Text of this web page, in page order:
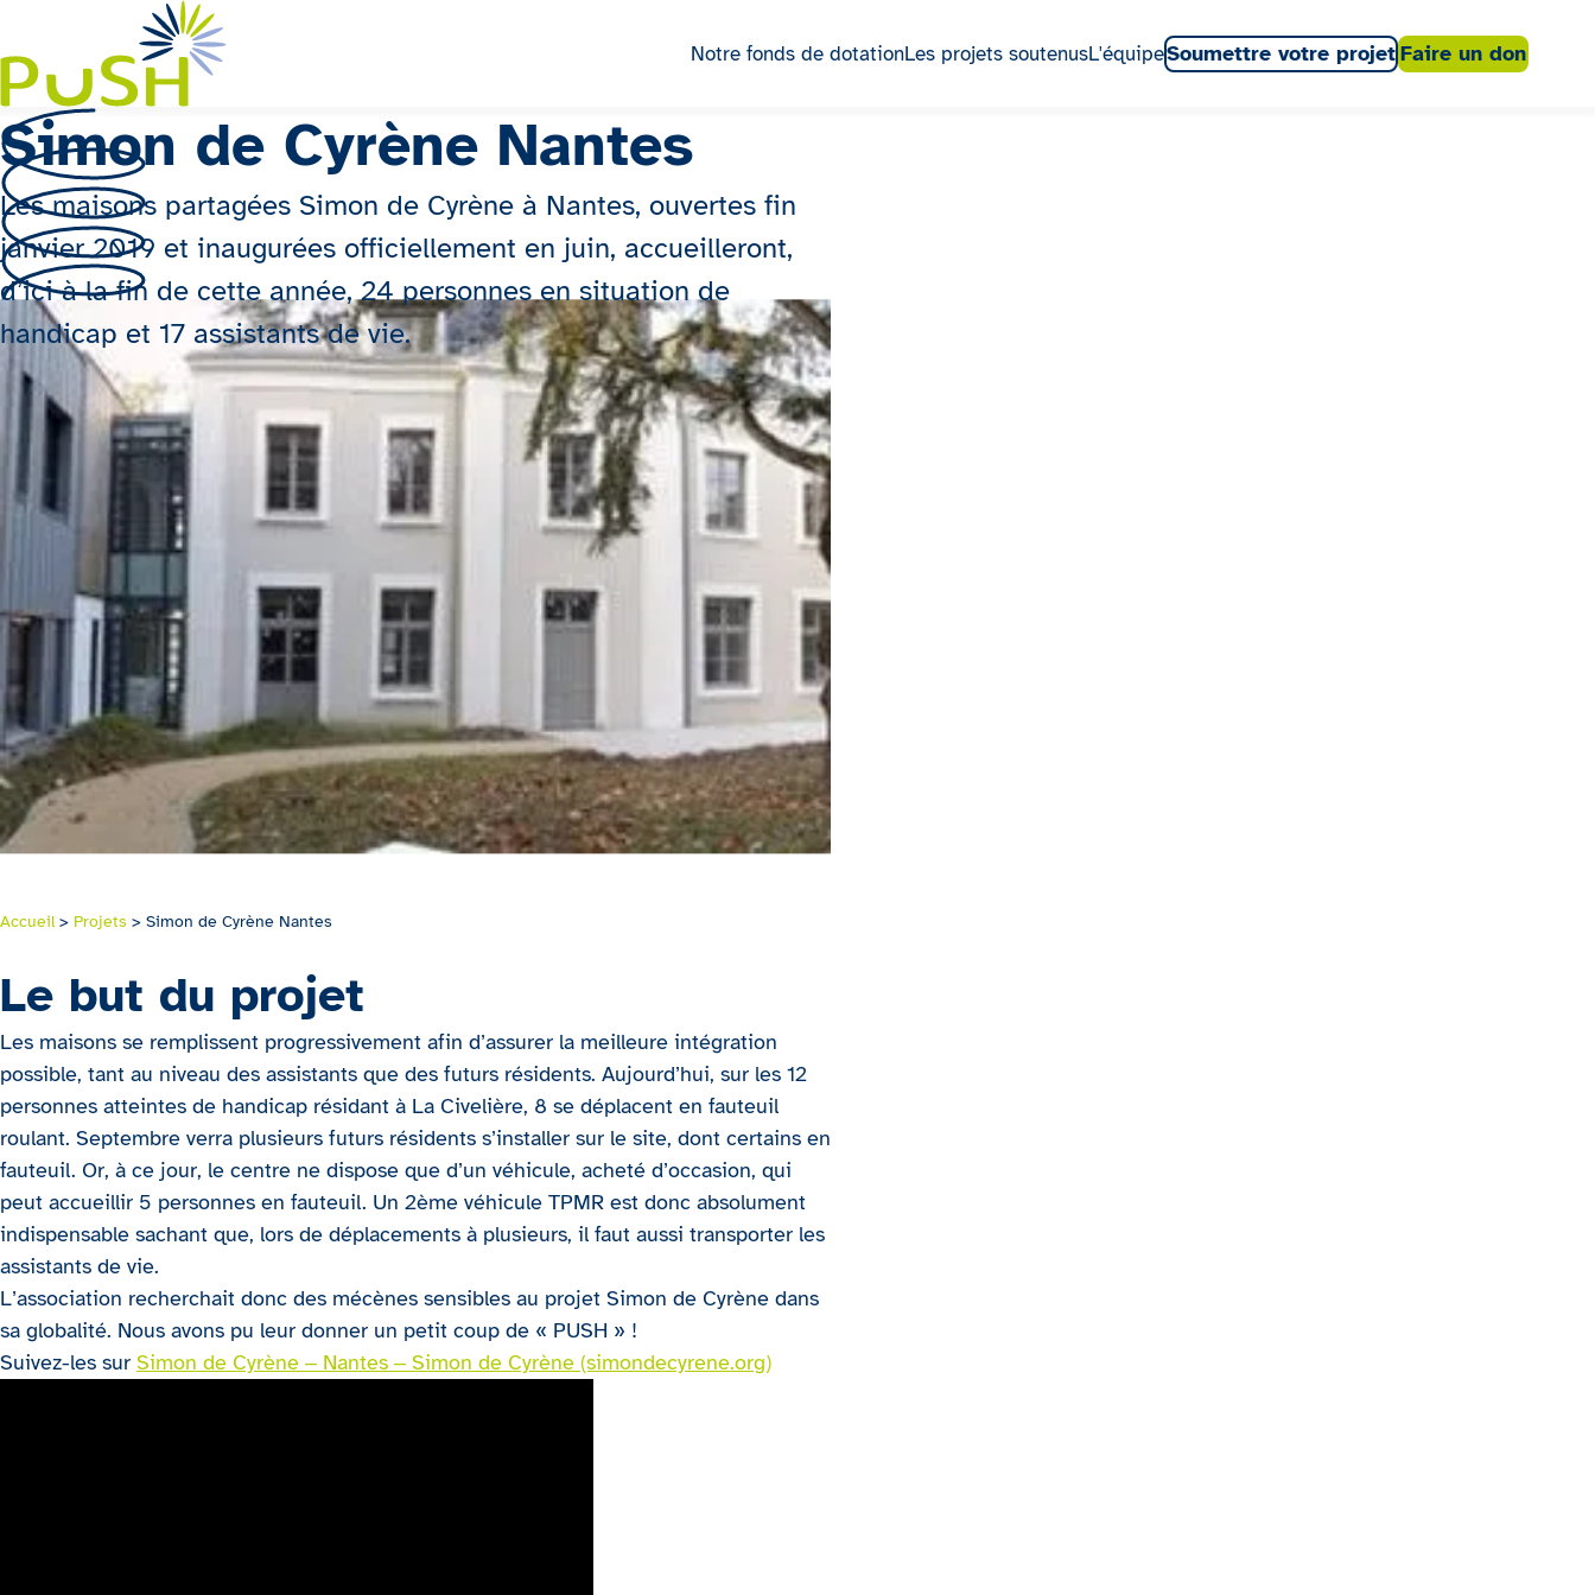
Aller au contenu principal
Notre fonds de dotationLes projets soutenusL'équipeSoumettre votre projetFaire un don
Simon de Cyrène Nantes
Les maisons partagées Simon de Cyrène à Nantes, ouvertes fin
janvier 2019 et inaugurées officiellement en juin, accueilleront,
d’ici à la fin de cette année, 24 personnes en situation de
handicap et 17 assistants de vie.
Accueil> Projets > Simon de Cyrène Nantes
Le but du projet
Les maisons se remplissent progressivement afin d’assurer la meilleure intégration
possible, tant au niveau des assistants que des futurs résidents. Aujourd’hui, sur les 12
personnes atteintes de handicap résidant à La Civelière, 8 se déplacent en fauteuil
roulant. Septembre verra plusieurs futurs résidents s’installer sur le site, dont certains en
fauteuil. Or, à ce jour, le centre ne dispose que d’un véhicule, acheté d’occasion, qui
peut accueillir 5 personnes en fauteuil. Un 2ème véhicule TPMR est donc absolument
indispensable sachant que, lors de déplacements à plusieurs, il faut aussi transporter les
assistants de vie.
L’association recherchait donc des mécènes sensibles au projet Simon de Cyrène dans
sa globalité. Nous avons pu leur donner un petit coup de « PUSH » !
Suivez-les sur Simon de Cyrène – Nantes – Simon de Cyrène (simondecyrene.org)